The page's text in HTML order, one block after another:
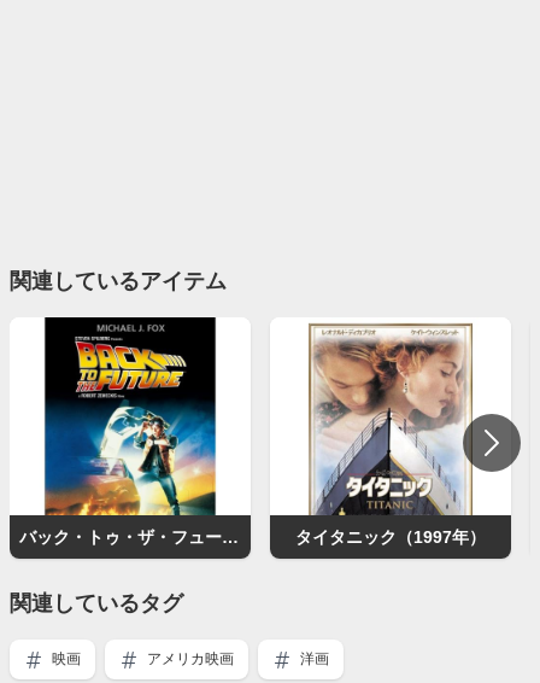
関連しているアイテム
バック・トゥ・ザ・フューチャー タイタニック（1997年）
関連しているタグ
映画 アメリカ映画 洋画